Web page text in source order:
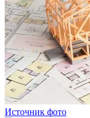
Источник фото